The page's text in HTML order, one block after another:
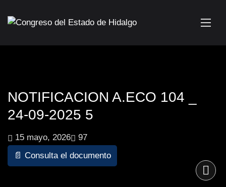
NOTIFICACION A.ECO 104 _
24-09-2025 5
15 mayo, 2026
97
📄 Consulta el documento